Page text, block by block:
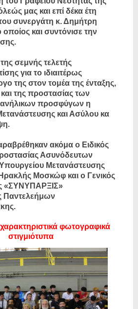
μας και επί δέκα έτη
συνεργάτη κ. Δημήτρη
και συντόνισε την
σεμνής τελετής
για το ιδιαιτέρως
της στον τομέα της ένταξης,
της προστασίας των
προσφύγων η
και Ασύλου κα
ακόμα ο Ειδικός
Ασυνόδευτων
Μετανάστευσης
Μοσκώφ και ο Γενικός
«ΣΥΝΥΠΑΡΞΙΣ»
Παντελεήμων
φωτογραφικά
στιγμιότυπα